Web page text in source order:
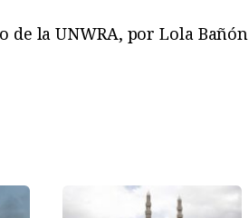
la UNWRA, por Lola Bañón